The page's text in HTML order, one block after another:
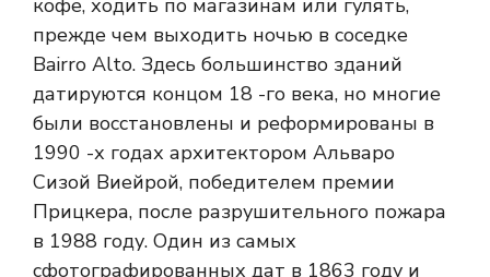
кофе, ходить по магазинам или гулять,
прежде чем выходить ночью в соседке
Bairro Alto. Здесь большинство зданий
датируются концом 18 -го века, но многие
были восстановлены и реформированы в
1990 -х годах архитектором Альваро
Сизой Виейрой, победителем премии
Прицкера, после разрушительного пожара
в 1988 году. Один из самых
сфотографированных дат в 1863 году и